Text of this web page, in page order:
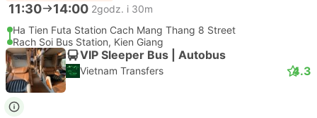
11:30 14:00 2godz. i 30m
Ha Tien Futa Station Cach Mang Thang 8 Street
Rach Soi Bus Station, Kien Giang
VIP Sleeper Bus | Autobus
Vietnam Transfers 4.3